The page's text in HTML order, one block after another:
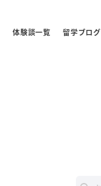
体験談一覧 留学ブログ